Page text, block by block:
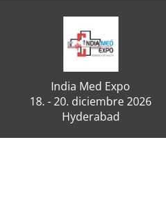
India Med Expo
18. - 20. diciembre 2026
Hyderabad